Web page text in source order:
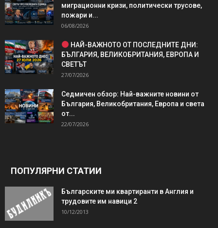
миграционни кризи, политически трусове,
пожари и...
06/08/2026
НАЙ-ВАЖНОТО ОТ ПОСЛЕДНИТЕ ДНИ:
БЪЛГАРИЯ, ВЕЛИКОБРИТАНИЯ, ЕВРОПА И
СВЕТЪТ
27/07/2026
Седмичен обзор: Най-важните новини от
България, Великобритания, Европа и света
от...
22/07/2026
ПОПУЛЯРНИ СТАТИИ
Българските ми квартиранти в Англия и
трудовите им навици 2
10/12/2013